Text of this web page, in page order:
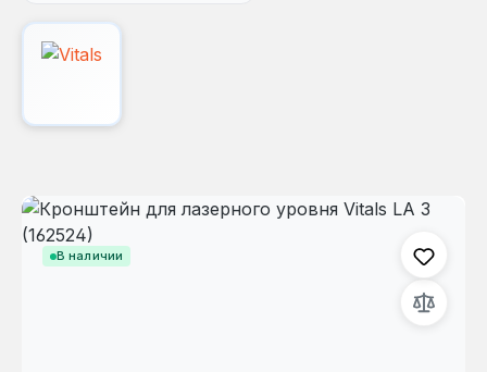
В наличии
Пропустить галерею изображений